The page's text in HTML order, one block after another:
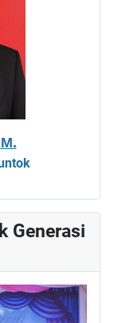
Generasi